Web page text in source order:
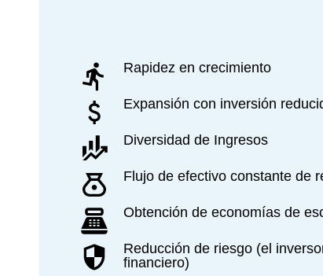
Rapidez en crecimiento
Expansión con inversión
Diversidad de Ingresos
Flujo de efectivo constante de
Obtención de economías de
Reducción de riesgo (el
financiero)